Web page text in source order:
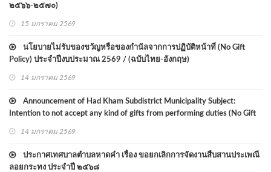
๒๕๖๖-๒๕๗๐)
15 มกราคม 2569
นโยบายไม่รับของขวัญหรือของกำนัลจากการปฏิบัติหน้าที่ (No Gift
Policy) ประจำปีงบประมาณ 2569 / (ฉบับไทย-อังกฤษ)
14 มกราคม 2569
Announcement of Had Kham Subdistrict Municipality Subject:
Intention to not accept any kind of gifts from performing duties (No Gift
14 มกราคม 2569
ประกาศเทศบาลตำบลหาดคำ เรื่อง ขอยกเลิกการจัดงานสืบสานประเพณี
ลอยกระทง ประจำปี ๒๕๖๘